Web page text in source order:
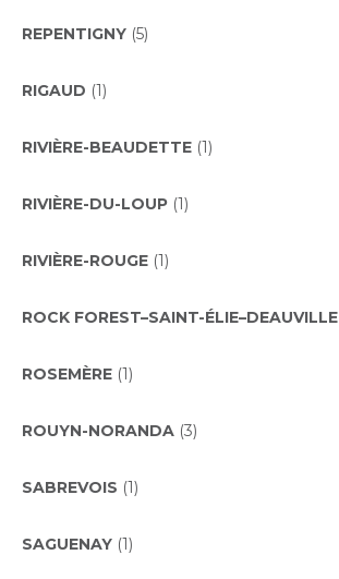
REPENTIGNY (5)
RIGAUD (1)
RIVIÈRE-BEAUDETTE (1)
RIVIÈRE-DU-LOUP (1)
RIVIÈRE-ROUGE (1)
ROCK FOREST–SAINT-ÉLIE–DEAUVILLE
ROSEMÈRE (1)
ROUYN-NORANDA (3)
SABREVOIS (1)
SAGUENAY (1)